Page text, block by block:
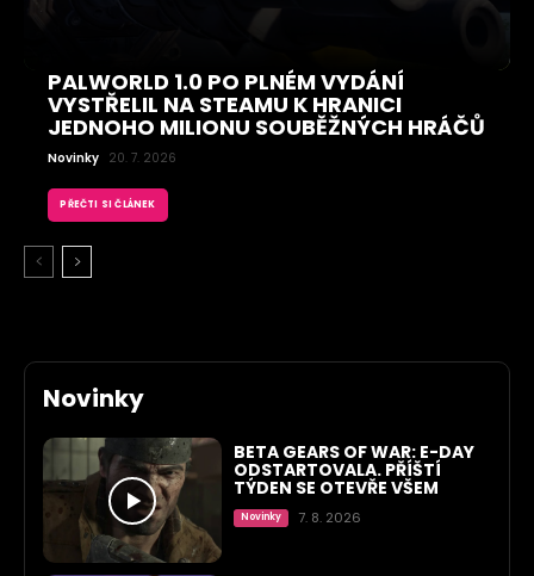
PALWORLD 1.0 PO PLNÉM VYDÁNÍ
VYSTŘELIL NA STEAMU K HRANICI
JEDNOHO MILIONU SOUBĚŽNÝCH HRÁČŮ
Novinky 20. 7. 2026
PŘEČTI SI ČLÁNEK
Novinky
BETA GEARS OF WAR: E-DAY
ODSTARTOVALA. PŘÍŠTÍ
TÝDEN SE OTEVŘE VŠEM
Novinky 7. 8. 2026